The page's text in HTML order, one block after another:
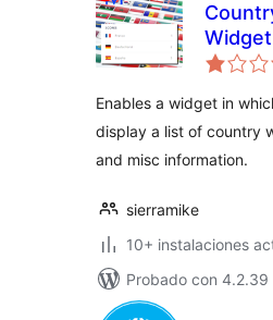
Widget
Enables a widget in
display a list of country
and misc information.
sierramike
10+ instalaciones
Probado con 4.2.39